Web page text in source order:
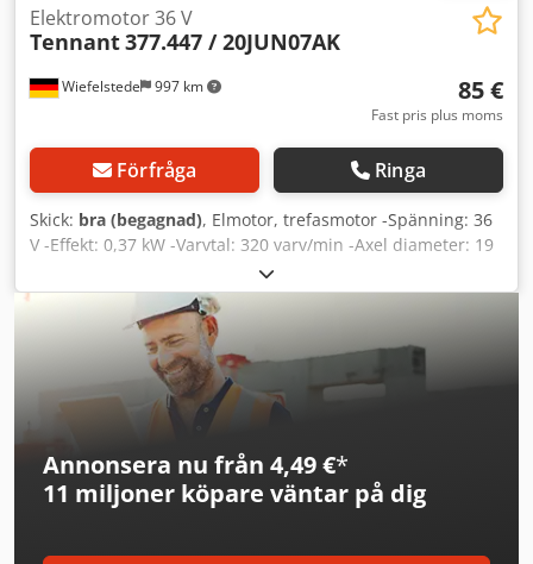
Wiefelstede 997 km
Elektromotor 36 V
Tennant377.447 / 20JUN07AK
85 €
Fast pris plus moms
Förfråga Ringa
Skick: bra (begagnad), Elmotor, trefasmotor -Spänning: 36
V -Effekt: 0,37 kW -Varvtal: 320 varv/min -Axel diameter: 19
x 40 mm -Mått: Ø 166/H192 mm Codpfx Amedv H E Tovjrf -
Antal: 2 st tillgängliga -Pris: per styck -Vikt: 14 kg
Annonsera nu från 4,49 €*
11 miljoner köpare väntar på dig